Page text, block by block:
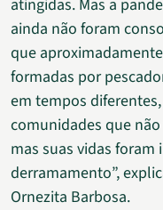
atingidas. Mas a
ainda não foram
que
formadas por
em tempos
comunidades que
mas suas vidas foram
derramamento”,
Ornezita Barbosa.